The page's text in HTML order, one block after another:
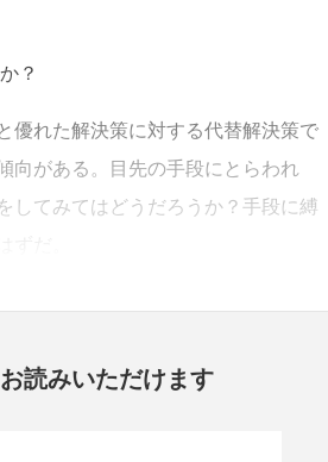
？
優れた解決策に対する代替解決策で
向がある。目先の手段にとらわれ
してみてはどうだろうか？手段に縛
読みいただけます